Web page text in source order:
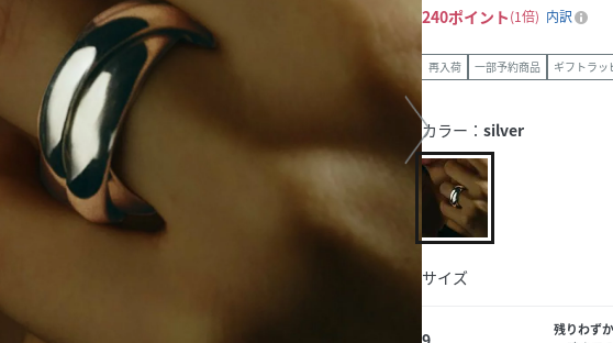
240ポイント 1倍 内訳
再入荷 一部予約商品 ギフトラッ
カラー： silver
サイズ
残りわずか